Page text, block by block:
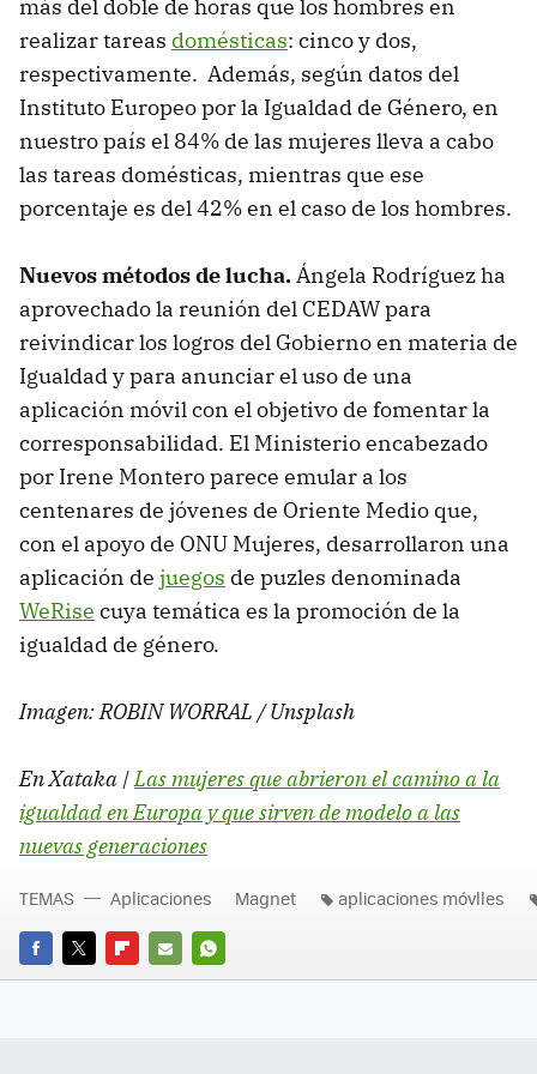
más del doble de horas que los hombres en
realizar tareas domésticas: cinco y dos,
respectivamente. Además, según datos del
Instituto Europeo por la Igualdad de Género, en
nuestro país el 84% de las mujeres lleva a cabo
las tareas domésticas, mientras que ese
porcentaje es del 42% en el caso de los hombres.
Nuevos métodos de lucha.Ángela Rodríguez ha
aprovechado la reunión del CEDAW para
reivindicar los logros del Gobierno en materia de
Igualdad y para anunciar el uso de una
aplicación móvil con el objetivo de fomentar la
corresponsabilidad. El Ministerio encabezado
por Irene Montero parece emular a los
centenares de jóvenes de Oriente Medio que,
con el apoyo de ONU Mujeres, desarrollaron una
aplicación de juegos de puzles denominada
WeRise cuya temática es la promoción de la
igualdad de género.
Imagen: ROBIN WORRAL / Unsplash
En Xataka |Las mujeres que abrieron el camino a la
igualdad en Europa y que sirven de modelo a las
nuevas generaciones
FACEBOOK
TWITTERFLIPBOARD
E-
WHATSAPP
TEMAS Aplicaciones Magnet aplicaciones móvlles